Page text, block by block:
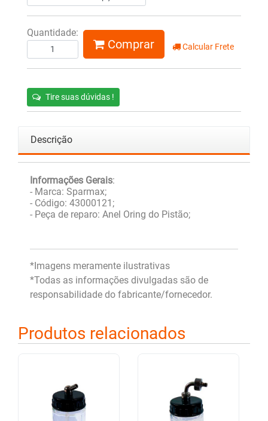
Quantidade:
Comprar Calcular Frete
Tire suas dúvidas !
Descrição
Informações Gerais:
- Marca: Sparmax;
- Código: 43000121;
- Peça de reparo: Anel Oring do Pistão;
*Imagens meramente ilustrativas
*Todas as informações divulgadas são de
responsabilidade do fabricante/fornecedor.
Produtos relacionados